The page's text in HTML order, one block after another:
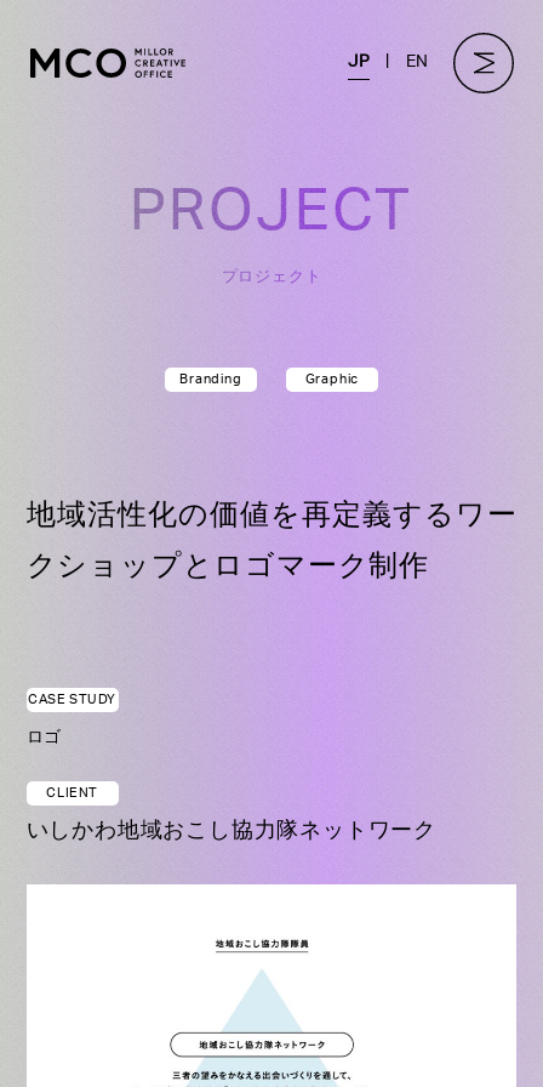
JP EN
PROJECT
プロジェクト
Branding Graphic
地域活性化の価値を再定義するワー
クショップとロゴマーク制作
CASE STUDY
ロゴ
CLIENT
いしかわ地域おこし協力隊ネットワーク